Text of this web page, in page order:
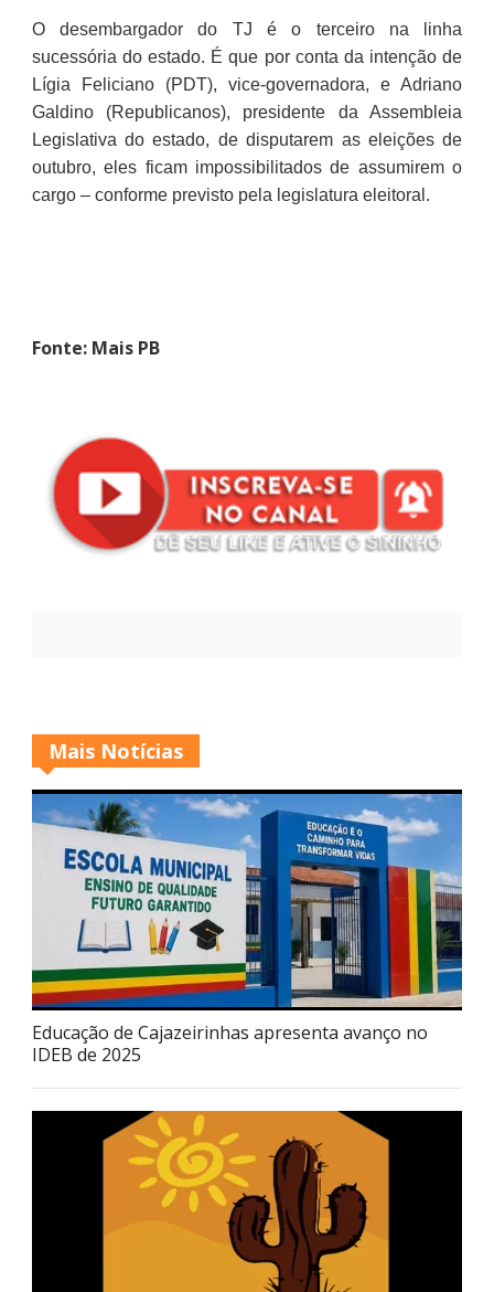
O desembargador do TJ é o terceiro na linha
sucessória do estado. É que por conta da intenção de
Lígia Feliciano (PDT), vice-governadora, e Adriano
Galdino (Republicanos), presidente da Assembleia
Legislativa do estado, de disputarem as eleições de
outubro, eles ficam impossibilitados de assumirem o
cargo – conforme previsto pela legislatura eleitoral.
Fonte: Mais PB
Mais Notícias
Educação de Cajazeirinhas apresenta avanço no
IDEB de 2025